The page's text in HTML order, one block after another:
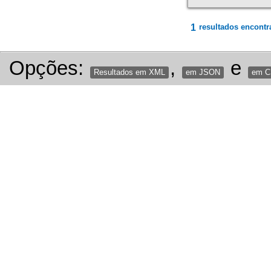
1 resultados
Opções: Resultados em XML , em JSON e em